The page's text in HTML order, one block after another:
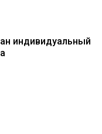
индивидуальный